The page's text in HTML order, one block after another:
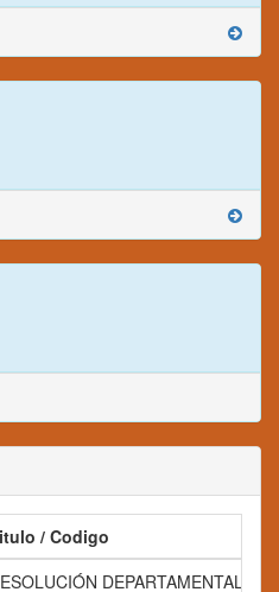
/ Codigo
DEPARTAMENTAL Nº